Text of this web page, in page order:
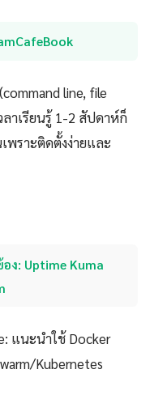
line, file
ลาเรียนรู้ 1-2 สัปดาห์ก็
พราะติดตั้งง่ายและ
ง: Uptime Kuma
แนะนำใช้ Docker
Kubernetes